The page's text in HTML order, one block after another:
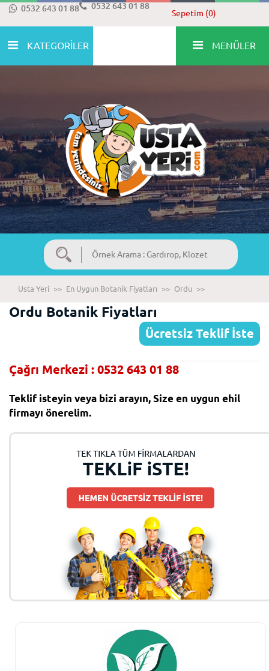
0532 643 01 88 0532 643 01 88
Sepetim (0)
KATEGORİLER MENÜLER
Usta Yeri >> En Uygun Botanik Fiyatları >> Ordu >>
Ordu Botanik Fiyatları
Ücretsiz Teklif İste
Çağrı Merkezi : 0532 643 01 88
Teklif isteyin veya bizi arayın, Size en uygun ehil
firmayı önerelim.